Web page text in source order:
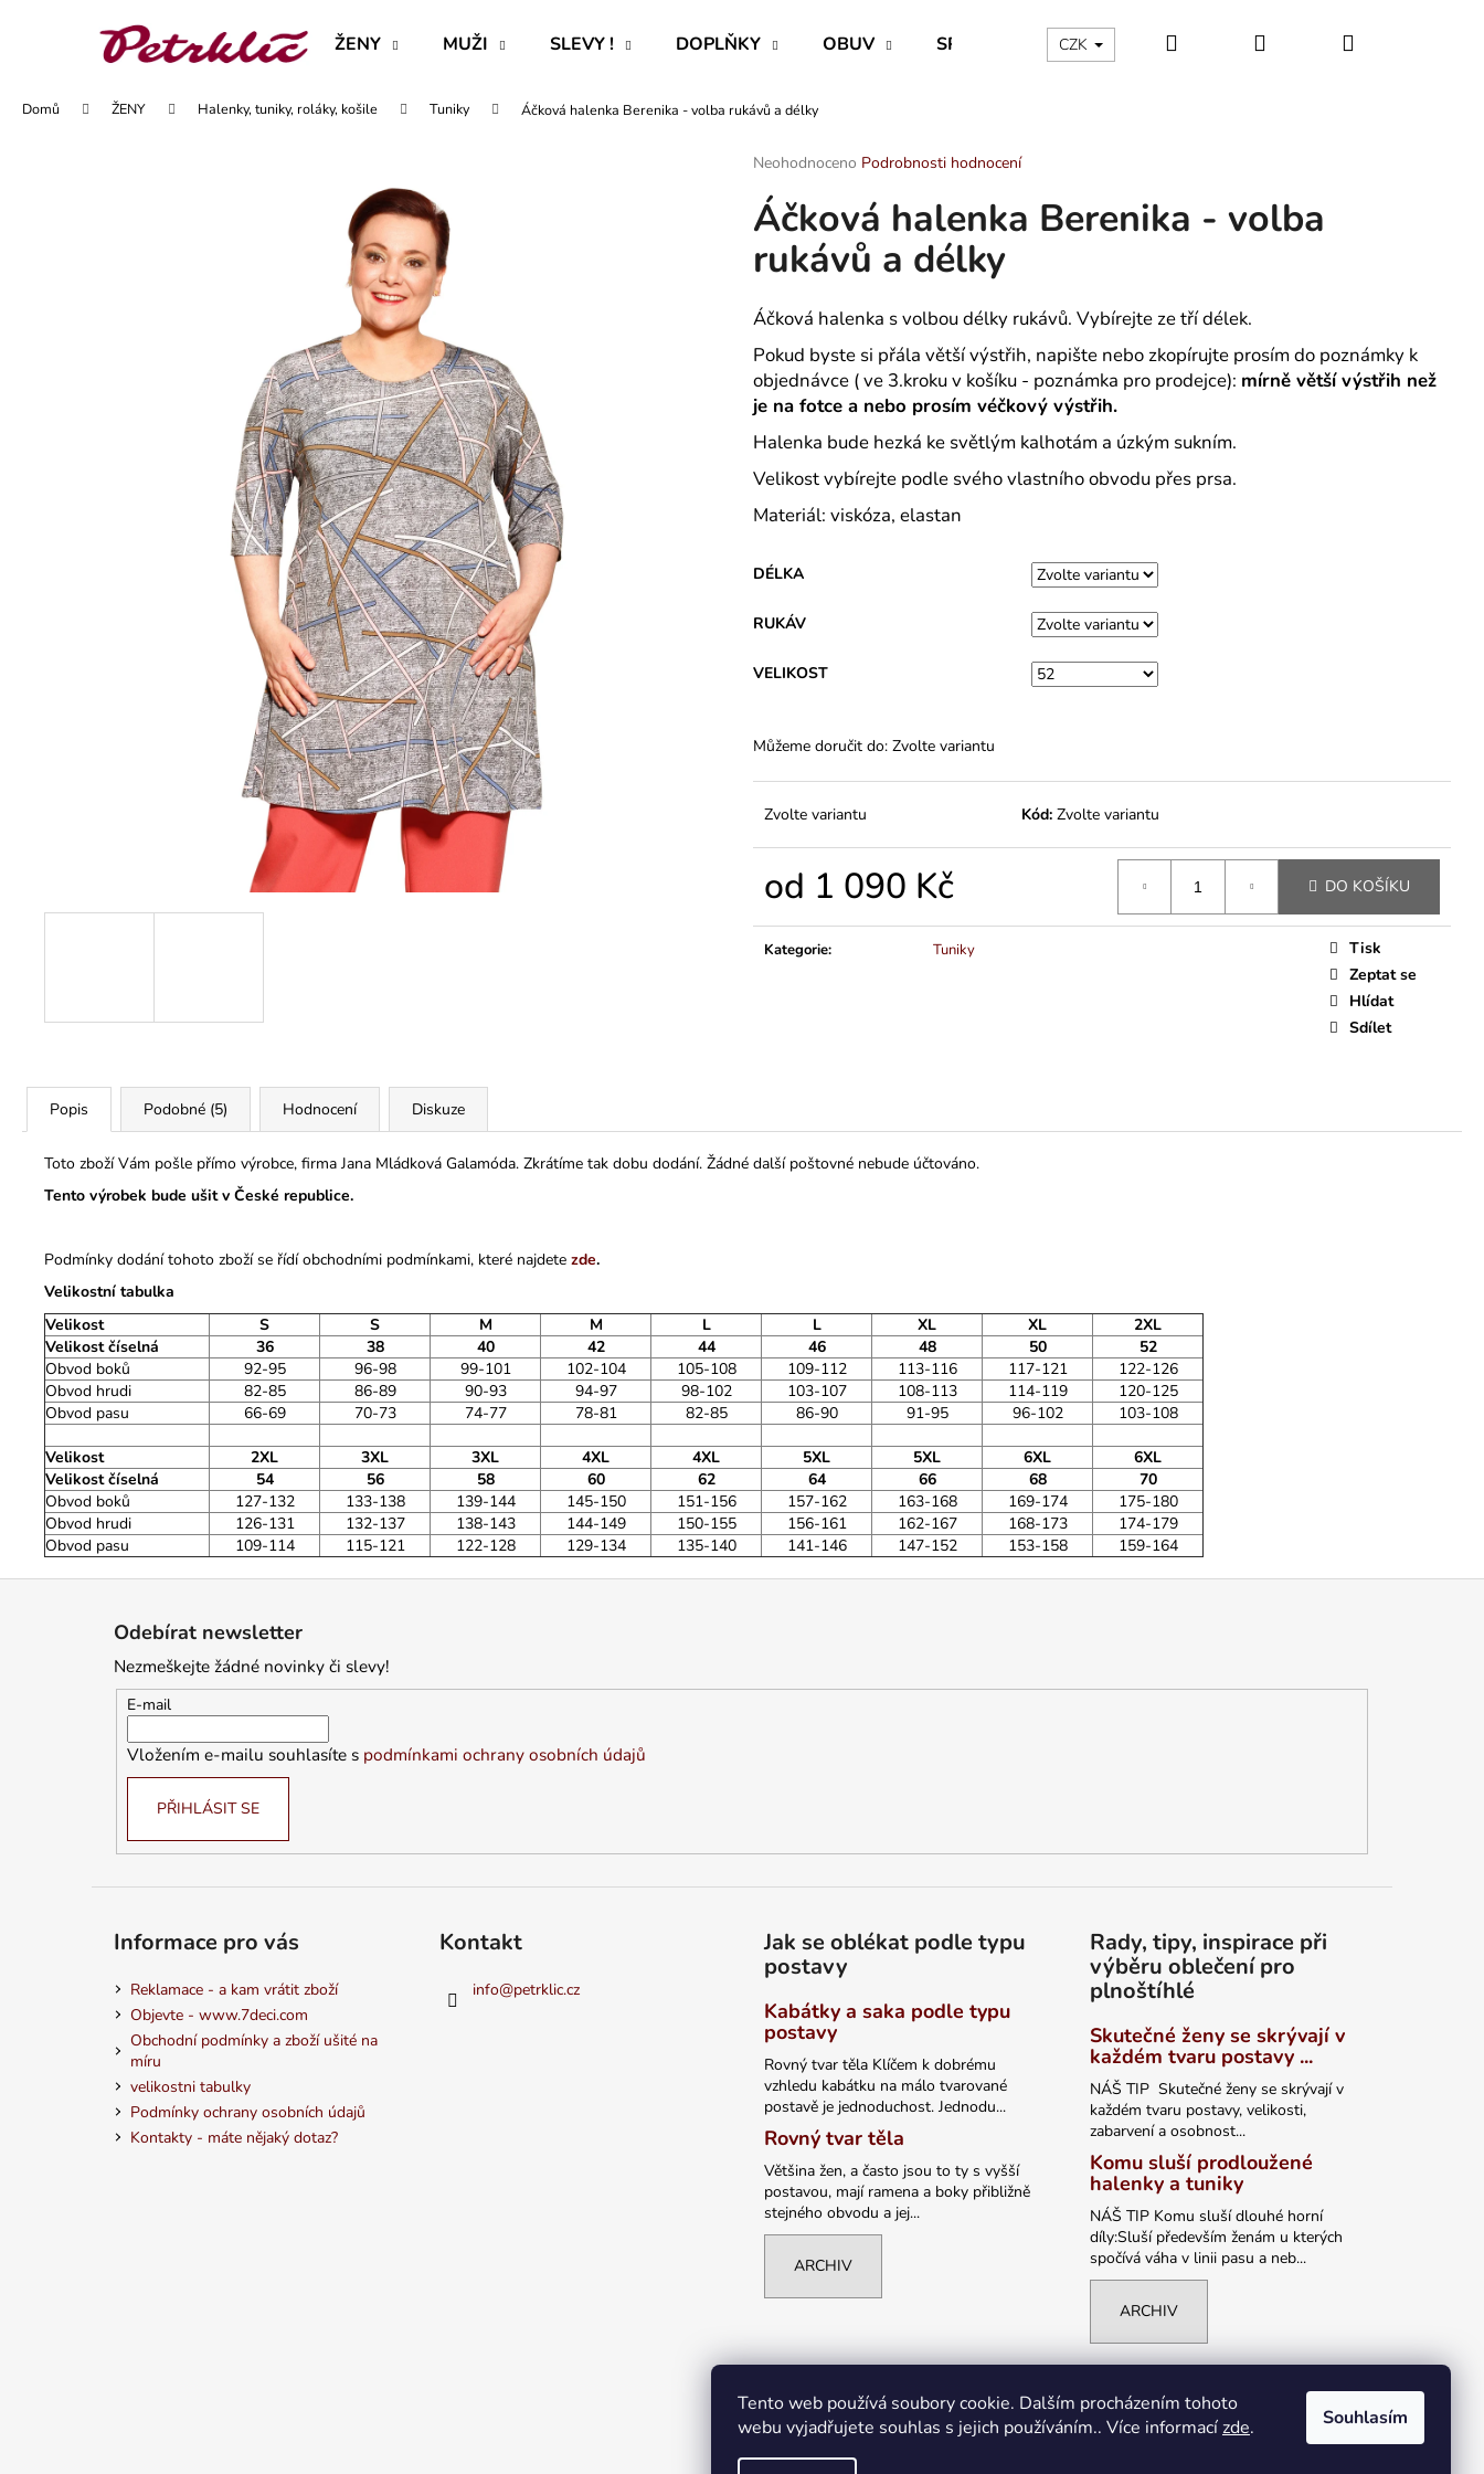
Tento web používá soubory cookie. Dalším procházením tohoto
webu vyjadřujete souhlas s jejich používáním.. Více informacízde. Souhlasím
ŽENY MUŽI SLEVY ! DOPLŇKY OBUV SPECIÁLNÍ KATEGORIE Kontakty - máte nějaký dotaz?
CZK Hledat PřihlášeníNákupní
Domů ŽENY Halenky, tuniky, roláky, košile Tuniky Áčková halenka Berenika - volba rukávů a délky
Průměrné
produktu
je
z
hvězdiček.
Neohodnoceno Podrobnosti hodnocení
Áčková halenka Berenika - volba
rukávů a délky
Áčková halenka s volbou délky rukávů. Vybírejte ze tří délek.
Pokud byste si přála větší výstřih, napište nebo zkopírujte prosím do poznámky k
objednávce ( ve 3.kroku v košíku - poznámka pro prodejce): mírně větší výstřih než
je na fotce a nebo prosím véčkový výstřih.
Halenka bude hezká ke světlým kalhotám a úzkým sukním.
Velikost vybírejte podle svého vlastního obvodu přes prsa.
Materiál: viskóza, elastan
DÉLKA
RUKÁV
VELIKOST
Můžeme doručit do: Zvolte variantu
Zvolte variantu Kód: Zvolte variantu
od 1 090 Kč DO KOŠÍKU
Kategorie: Tuniky
Tisk
Zeptat se
Hlídat
Sdílet
Popis Podobné (5) Hodnocení Diskuze
Toto zboží Vám pošle přímo výrobce, firma Jana Mládková Galamóda. Zkrátíme tak dobu dodání. Žádné další poštovné nebude účtováno.
Tento výrobek bude ušit v České republice.
Podmínky dodání tohoto zboží se řídí obchodními podmínkami, které najdete zde.
Velikostní tabulka
Velikost
S S M M L L XL XL
2XL
Velikost číselná
36 38 40 42 44 46 48 50
52
Obvod boků
92-95 96-98 99-101 102-104 105-108 109-112 113-116 117-121
122-126
Obvod hrudi
82-85 86-89 90-93 94-97 98-102 103-107 108-113 114-119
120-125
Obvod pasu
66-69 70-73 74-77 78-81 82-85 86-90 91-95 96-102 103-108
Velikost 2XL 3XL 3XL 4XL 4XL 5XL 5XL 6XL
6XL
Velikost číselná
54 56 58 60 62 64 66 68
70
Obvod boků
127-132 133-138 139-144 145-150 151-156 157-162 163-168 169-174
175-180
Obvod hrudi
126-131 132-137 138-143 144-149 150-155 156-161 162-167 168-173
174-179
Obvod pasu
109-114 115-121 122-128 129-134 135-140 141-146 147-152 153-158 159-164
Zpět
obchodu
Zpět
obchodu
Co potřebujete najít?
HLEDAT
MAJKA TEXTILNÍ KŮŽE - JEDNODUCHÝ ROVNÝ TEPLÁKOVÝ KABÁT -
VARIANTY DÉLEK
1 200 Kč
HELEN - PUNČOCHOVÉ KALHOTKY
45 Kč
Odebírat newsletter
Nezmeškejte žádné novinky či slevy!
E-mail
Vložením e-mailu souhlasíte s podmínkami ochrany osobních údajů
PŘIHLÁSIT SE
Informace pro vás
Reklamace - a kam vrátit zboží
Objevte - www.7deci.com
Obchodní podmínky a zboží ušité na
míru
velikostni tabulky
Podmínky ochrany osobních údajů
Kontakty - máte nějaký dotaz?
Kontakt
info@petrklic.cz
Jak se oblékat podle typu
postavy
Kabátky a saka podle typu
postavy
Rovný tvar těla Klíčem k dobrému
vzhledu kabátku na málo tvarované
postavě je jednoduchost. Jednodu...
Rovný tvar těla
Většina žen, a často jsou to ty s vyšší
postavou, mají ramena a boky přibližně
stejného obvodu a jej...
ARCHIV
Rady, tipy, inspirace při
výběru oblečení pro
plnoštíhlé
Skutečné ženy se skrývají v
každém tvaru postavy ...
NÁŠ TIP Skutečné ženy se skrývají v
každém tvaru postavy, velikosti,
zabarvení a osobnost...
Komu sluší prodloužené
halenky a tuniky
NÁŠ TIP Komu sluší dlouhé horní
díly:Sluší především ženám u kterých
spočívá váha v linii pasu a neb...
ARCHIV